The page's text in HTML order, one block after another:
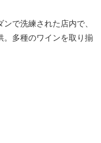
で洗練された店内で、
。多種のワインを取り揃